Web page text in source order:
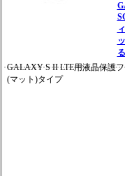
GALAXY S II LTE用液晶保護
(マット)タイプ